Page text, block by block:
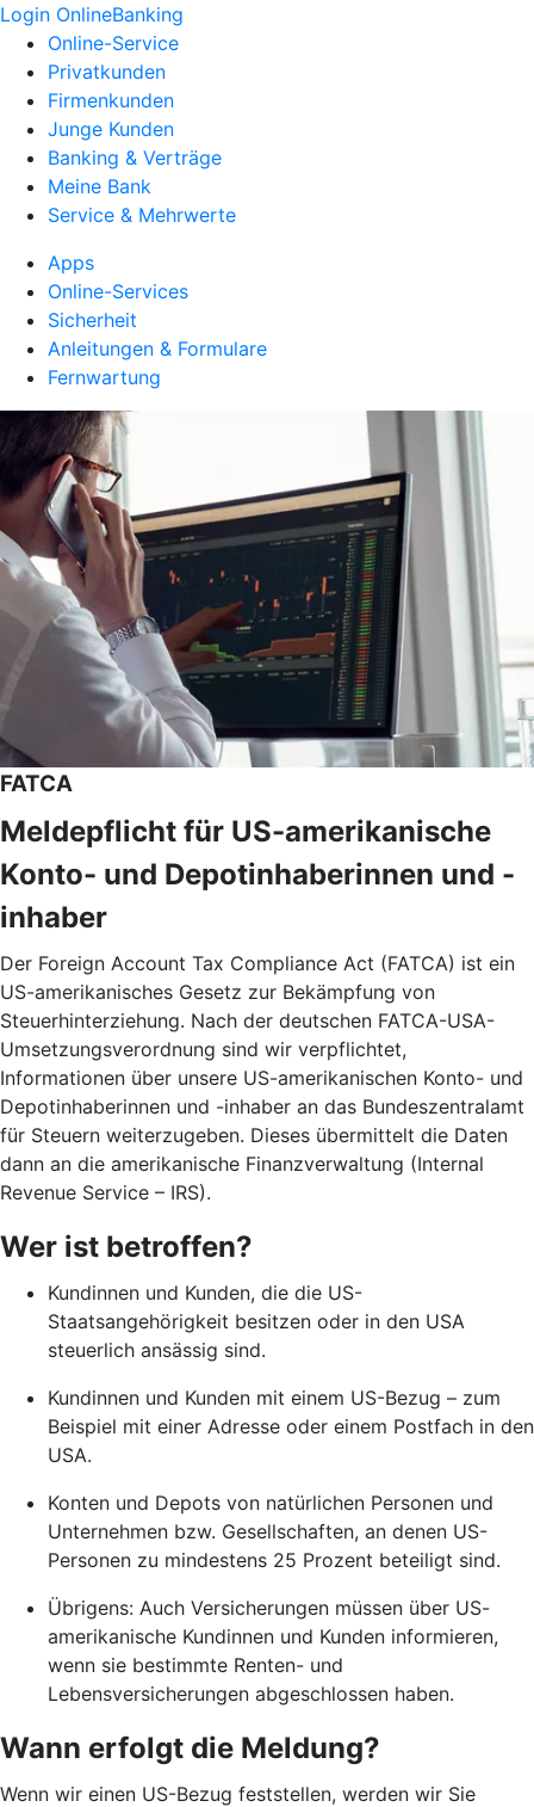
Login OnlineBanking
Online-Service
Privatkunden
Firmenkunden
Junge Kunden
Banking & Verträge
Meine Bank
Service & Mehrwerte
Apps
Online-Services
Sicherheit
Anleitungen & Formulare
Fernwartung
FATCA
Meldepflicht für US-amerikanische
Konto- und Depotinhaberinnen und -
inhaber
Der Foreign Account Tax Compliance Act (FATCA) ist ein
US-amerikanisches Gesetz zur Bekämpfung von
Steuerhinterziehung. Nach der deutschen FATCA-USA-
Umsetzungsverordnung sind wir verpflichtet,
Informationen über unsere US-amerikanischen Konto- und
Depotinhaberinnen und -inhaber an das Bundeszentralamt
für Steuern weiterzugeben. Dieses übermittelt die Daten
dann an die amerikanische Finanzverwaltung (Internal
Revenue Service – IRS).
Wer ist betroffen?
Kundinnen und Kunden, die die US-
Staatsangehörigkeit besitzen oder in den USA
steuerlich ansässig sind.
Kundinnen und Kunden mit einem US-Bezug – zum
Beispiel mit einer Adresse oder einem Postfach in den
USA.
Konten und Depots von natürlichen Personen und
Unternehmen bzw. Gesellschaften, an denen US-
Personen zu mindestens 25 Prozent beteiligt sind.
Übrigens: Auch Versicherungen müssen über US-
amerikanische Kundinnen und Kunden informieren,
wenn sie bestimmte Renten- und
Lebensversicherungen abgeschlossen haben.
Wann erfolgt die Meldung?
Wenn wir einen US-Bezug feststellen, werden wir Sie